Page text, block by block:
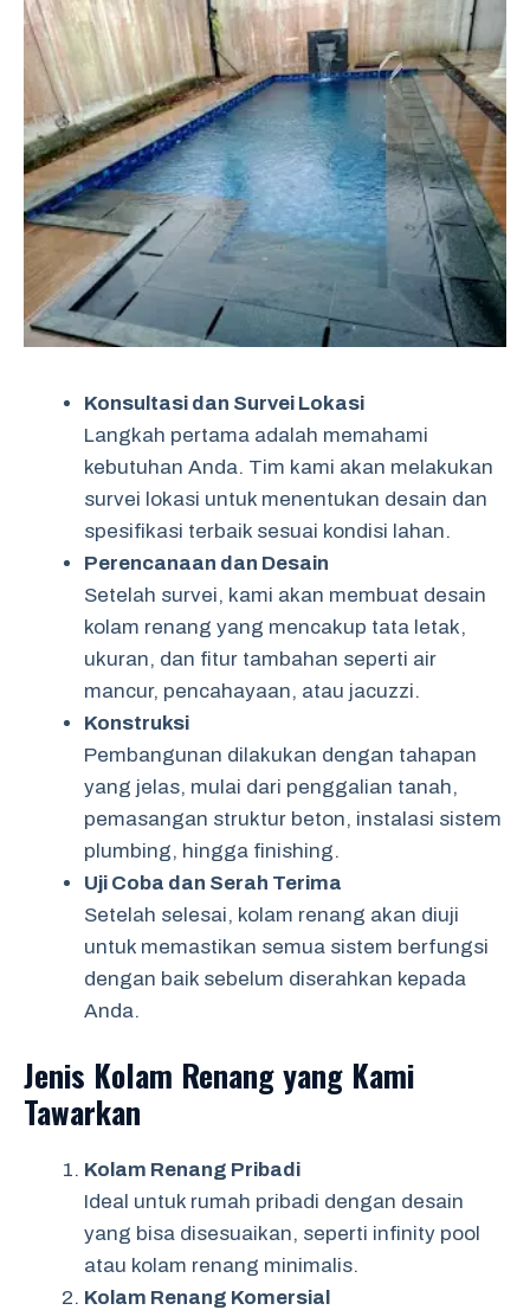
Konsultasi dan Survei Lokasi
Langkah pertama adalah memahami
kebutuhan Anda. Tim kami akan melakukan
survei lokasi untuk menentukan desain dan
spesifikasi terbaik sesuai kondisi lahan.
Perencanaan dan Desain
Setelah survei, kami akan membuat desain
kolam renang yang mencakup tata letak,
ukuran, dan fitur tambahan seperti air
mancur, pencahayaan, atau jacuzzi.
Konstruksi
Pembangunan dilakukan dengan tahapan
yang jelas, mulai dari penggalian tanah,
pemasangan struktur beton, instalasi sistem
plumbing, hingga finishing.
Uji Coba dan Serah Terima
Setelah selesai, kolam renang akan diuji
untuk memastikan semua sistem berfungsi
dengan baik sebelum diserahkan kepada
Anda.
Jenis Kolam Renang yang Kami
Tawarkan
Kolam Renang Pribadi
Ideal untuk rumah pribadi dengan desain
yang bisa disesuaikan, seperti infinity pool
atau kolam renang minimalis.
Kolam Renang Komersial